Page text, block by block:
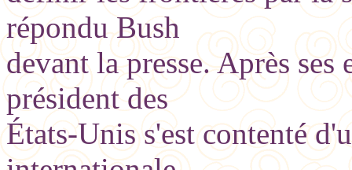
répondu Bush
devant la presse. Après
président des
États-Unis s'est contenté